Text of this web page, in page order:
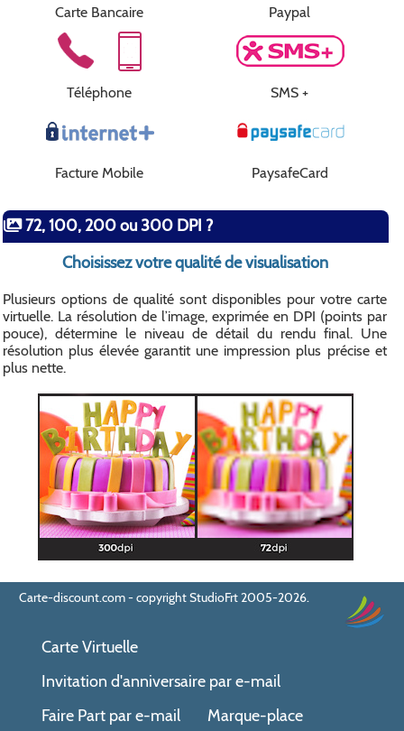
Carte Bancaire Paypal
Téléphone SMS +
Facture Mobile PaysafeCard
72, 100, 200 ou 300 DPI ?
Choisissez votre qualité de visualisation
Plusieurs options de qualité sont disponibles pour votre carte
virtuelle. La résolution de l’image, exprimée en DPI (points par
pouce), détermine le niveau de détail du rendu final. Une
résolution plus élevée garantit une impression plus précise et
plus nette.
Carte-discount.com - copyright StudioFrt 2005-2026.
Carte Virtuelle
Invitation d'anniversaire par e-mail
Faire Part par e-mail
Marque-place